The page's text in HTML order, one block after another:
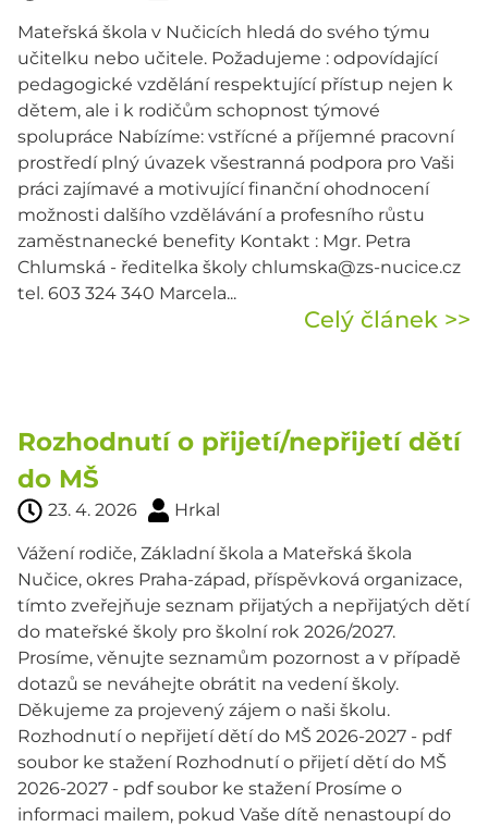
Mateřská škola v Nučicích hledá do svého týmu
učitelku nebo učitele. Požadujeme : odpovídající
pedagogické vzdělání respektující přístup nejen k
dětem, ale i k rodičům schopnost týmové
spolupráce Nabízíme: vstřícné a příjemné pracovní
prostředí plný úvazek všestranná podpora pro Vaši
práci zajímavé a motivující finanční ohodnocení
možnosti dalšího vzdělávání a profesního růstu
zaměstnanecké benefity Kontakt : Mgr. Petra
Chlumská - ředitelka školy chlumska@zs-nucice.cz
tel. 603 324 340 Marcela...
Celý článek >>
Rozhodnutí o přijetí/nepřijetí dětí
do MŠ
23. 4. 2026 Hrkal
Vážení rodiče, Základní škola a Mateřská škola
Nučice, okres Praha-západ, příspěvková organizace,
tímto zveřejňuje seznam přijatých a nepřijatých dětí
do mateřské školy pro školní rok 2026/2027.
Prosíme, věnujte seznamům pozornost a v případě
dotazů se neváhejte obrátit na vedení školy.
Děkujeme za projevený zájem o naši školu.
Rozhodnutí o nepřijetí dětí do MŠ 2026-2027 - pdf
soubor ke stažení Rozhodnutí o přijetí dětí do MŠ
2026-2027 - pdf soubor ke stažení Prosíme o
informaci mailem, pokud Vaše dítě nenastoupí do